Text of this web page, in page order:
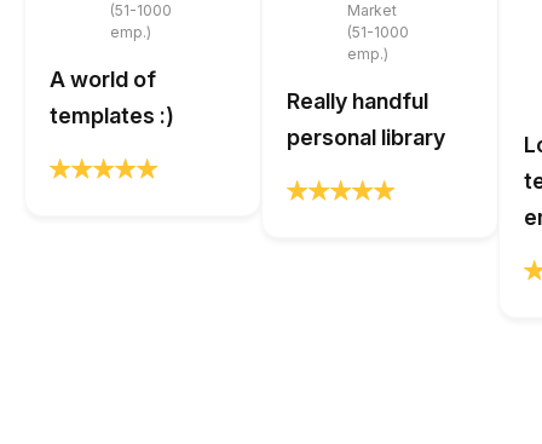
(51-1000
emp.)
A world of
templates :)
Market
(51-1000
emp.)
Really handful
personal library